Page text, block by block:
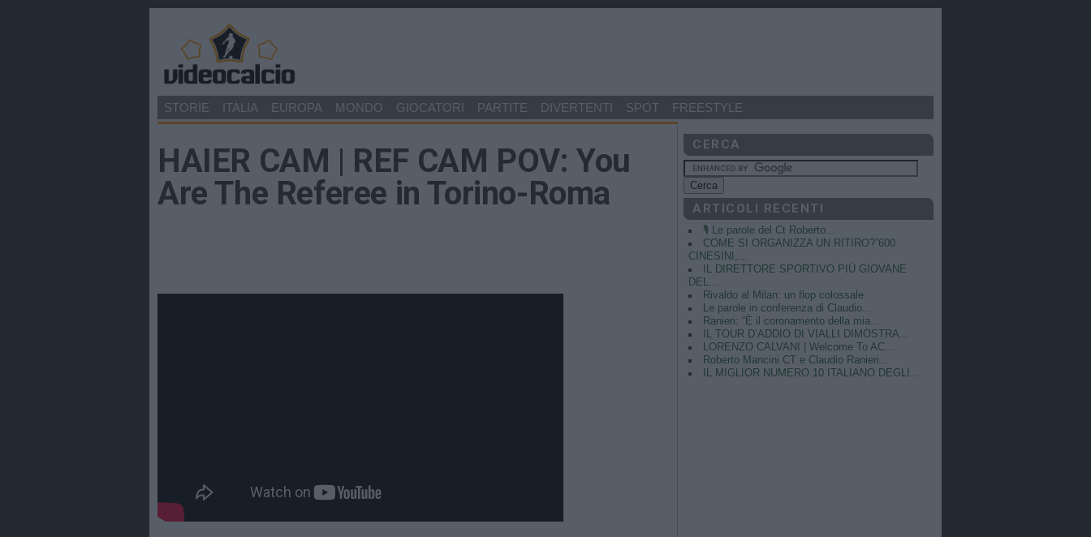
STORIE ITALIA EUROPA MONDO GIOCATORI PARTITE DIVERTENTI SPOT FREESTYLE
HAIER CAM | REF CAM POV: You
Are The Referee in Torino-Roma
CERCA
ARTICOLI RECENTI
🎙️ Le parole del Ct Roberto...
COME SI ORGANIZZA UN RITIRO?”600
CINESINI,...
IL DIRETTORE SPORTIVO PIÙ GIOVANE
DEL...
Rivaldo al Milan: un flop colossale
Le parole in conferenza di Claudio...
Ranieri: “È il coronamento della mia...
IL TOUR D’ADDIO DI VIALLI DIMOSTRA...
LORENZO CALVANI | Welcome To AC...
Roberto Mancini CT e Claudio Ranieri...
IL MIGLIOR NUMERO 10 ITALIANO DEGLI...